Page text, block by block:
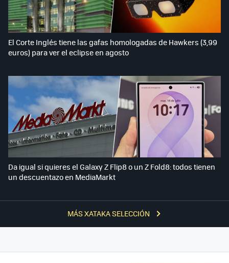
MÁS XATAKA SELECCIÓN
El Corte Inglés tiene las gafas homologadas de Hawkers (3,99
euros) para ver el eclipse en agosto
Da igual si quieres el Galaxy Z Flip8 o un Z Fold8: todos tienen
un descuentazo en MediaMarkt